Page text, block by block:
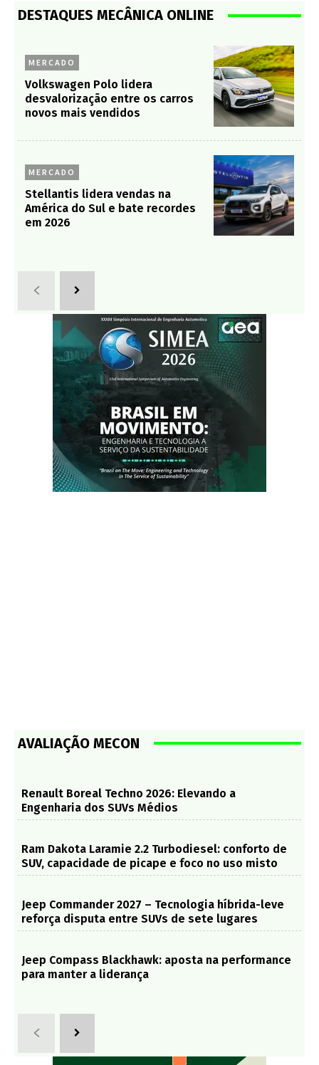
DESTAQUES MECÂNICA ONLINE
MERCADO
Volkswagen Polo lidera
desvalorização entre os carros
novos mais vendidos
MERCADO
Stellantis lidera vendas na
América do Sul e bate recordes
em 2026
AVALIAÇÃO MECON
Renault Boreal Techno 2026: Elevando a
Engenharia dos SUVs Médios
Ram Dakota Laramie 2.2 Turbodiesel: conforto de
SUV, capacidade de picape e foco no uso misto
Jeep Commander 2027 – Tecnologia híbrida-leve
reforça disputa entre SUVs de sete lugares
Jeep Compass Blackhawk: aposta na performance
para manter a liderança